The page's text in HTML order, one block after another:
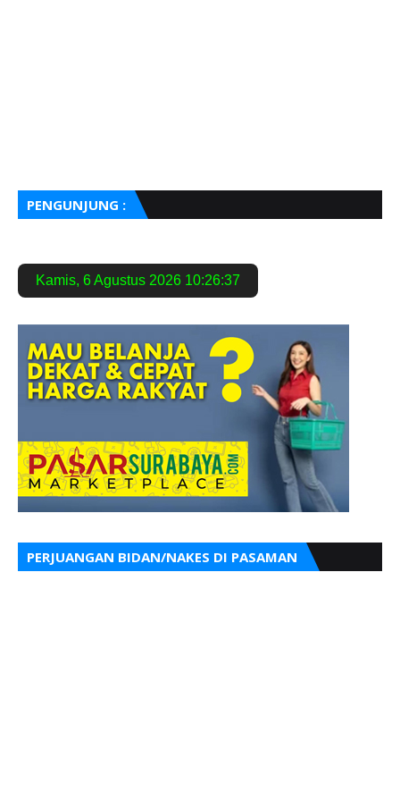
PENGUNJUNG :
Kamis, 6 Agustus 2026 10:26:38
PERJUANGAN BIDAN/NAKES DI PASAMAN